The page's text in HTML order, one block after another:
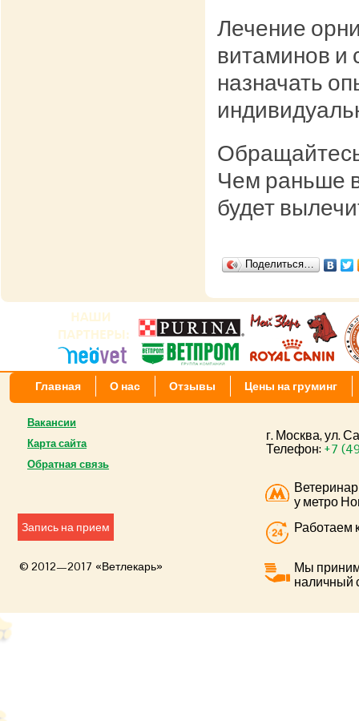
Лечение
витаминов и
назначать
Чем раньше
будет
Поделиться…
Главная О нас Отзывы Цены на груминг
Вакансии
Карта сайта
Обратная связь
Запись на прием
© 2012—2017 «Ветлекарь»
г. Москва, ул.
Телефон:+7
у метро
Работаем
Мы
наличный